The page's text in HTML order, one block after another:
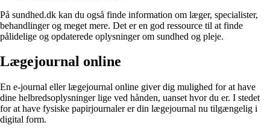
På sundhed.dk kan du også finde information om læger, specialister,
behandlinger og meget mere. Det er en god ressource til at finde
pålidelige og opdaterede oplysninger om sundhed og pleje.
Lægejournal online
En e-journal eller lægejournal online giver dig mulighed for at have
dine helbredsoplysninger lige ved hånden, uanset hvor du er. I stedet
for at have fysiske papirjournaler er din lægejournal nu tilgængelig i
digital form.